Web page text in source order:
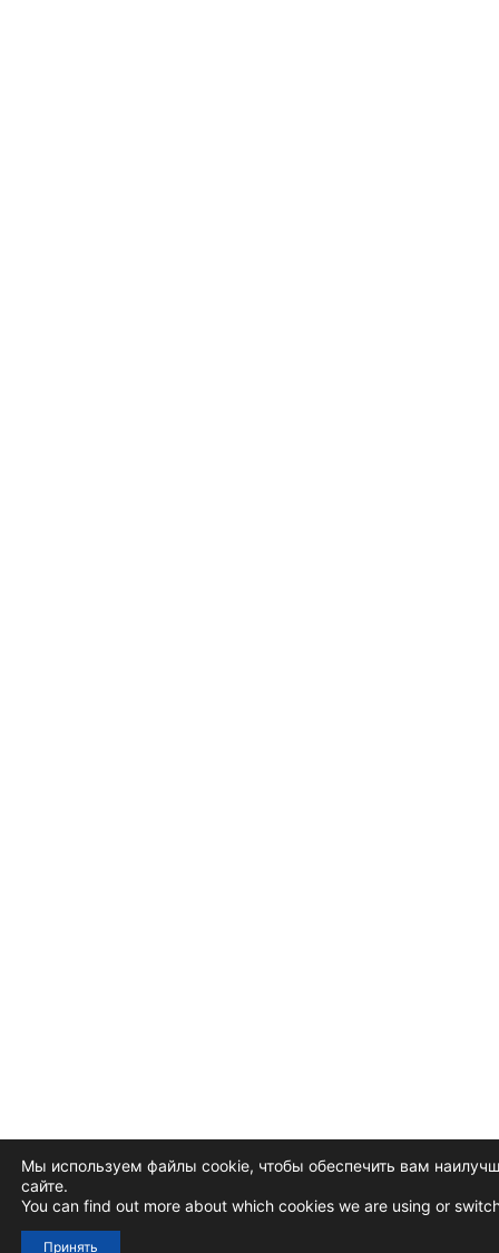
Мы используем файлы cookie, чтобы обеспечить вам
сайте.
You can find out more about which cookies we are using or
Принять